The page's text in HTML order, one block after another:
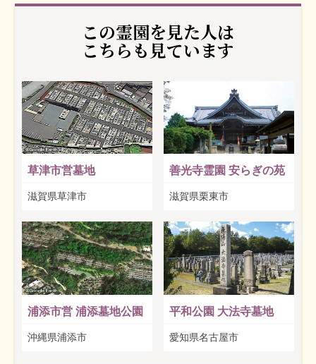
この霊園を見た人は
こちらも見ています
草津市営墓地
滋賀県草津市
善光寺霊園 安らぎの苑
滋賀県栗東市
浦添市営 浦添墓地公園
沖縄県浦添市
平和公園 大法寺墓地
愛知県名古屋市